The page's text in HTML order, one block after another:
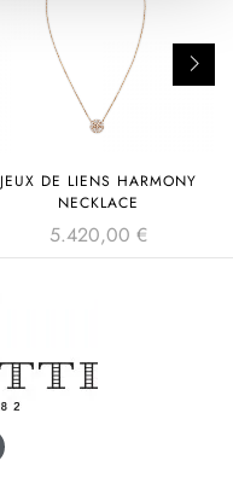
JEUX DE LIENS HARMONY
NECKLACE
5.420,00 €